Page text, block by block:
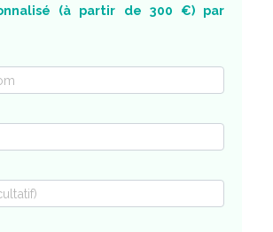
(à partir de 300 €) par